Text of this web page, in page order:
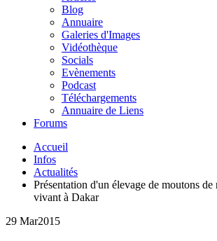
Blog
Annuaire
Galeries d'Images
Vidéothèque
Socials
Evènements
Podcast
Téléchargements
Annuaire de Liens
Forums
Accueil
Infos
Actualités
Présentation d'un élevage de moutons
vivant à Dakar
29 Mar2015